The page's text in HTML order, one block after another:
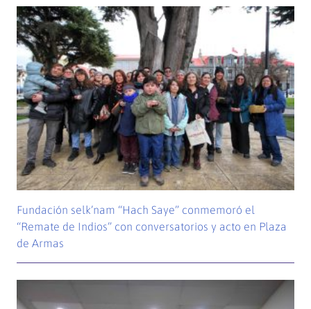
Fundación selk’nam “Hach Saye” conmemoró el
“Remate de Indios” con conversatorios y acto en Plaza
de Armas